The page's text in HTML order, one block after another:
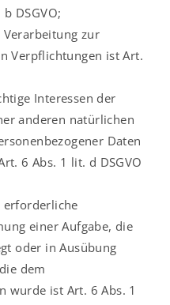
DSGVO;
zur
Verpflichtungen ist Art.
Interessen der
anderen natürlichen
Daten
6 Abs. 1 lit. d DSGVO
erforderliche
einer Aufgabe, die
oder in Ausübung
dem
wurde ist Art. 6 Abs. 1